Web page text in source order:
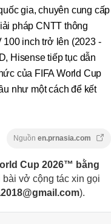
gia, chuyên cung cấp
pháp CNTT thông
100 inch trở lên (2023 -
Hisense tiếp tục dẫn
của FIFA World Cup
như một cách để kết
Nguồn en.prnasia.com
Cup 2026™ bằng
bài vở cộng tác xin gọi
).